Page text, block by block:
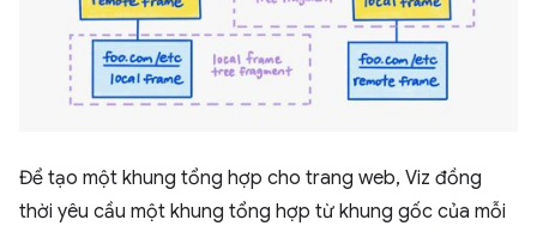
Để tạo một khung tổng hợp cho trang web, Viz đồng
thời yêu cầu một khung tổng hợp từ khung gốc của mỗi